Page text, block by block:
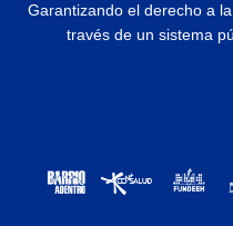
Garantizando el derecho a
través de un sistema